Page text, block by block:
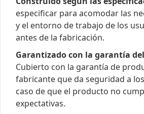
especificar para acomodar las
y el entorno de trabajo de los
antes de la fabricación.
Garantizado con la garantía
Cubierto con la garantía de
fabricante que da seguridad a
caso de que el producto no
expectativas.